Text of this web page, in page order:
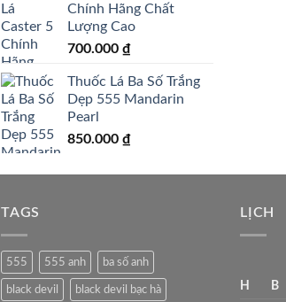
Chính Hãng Chất
Lượng Cao
700.000 ₫
Thuốc Lá Ba Số Trắng
Dẹp 555 Mandarin
Pearl
850.000 ₫
TAGS
555 555 anh ba số anh
black devil black devil bạc hà
LỊCH
H B